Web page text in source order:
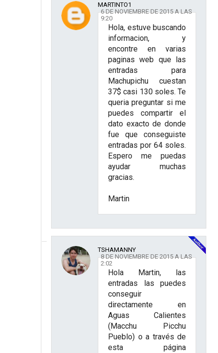
MARTINTO1
6 DE NOVIEMBRE DE 2015 A LAS
9:20
Hola, estuve buscando
informacion, y
encontre en varias
paginas web que las
entradas para
Machupichu cuestan
37$ casi 130 soles. Te
queria preguntar si me
puedes compartir el
dato exacto de donde
fue que conseguiste
entradas por 64 soles.
Espero me puedas
ayudar muchas
gracias.
Martin
TSHAMANNY
8 DE NOVIEMBRE DE 2015 A LAS
2:02
Hola Martin, las
entradas las puedes
conseguir
directamente en
Aguas Calientes
(Macchu Picchu
Pueblo) o a través de
esta página